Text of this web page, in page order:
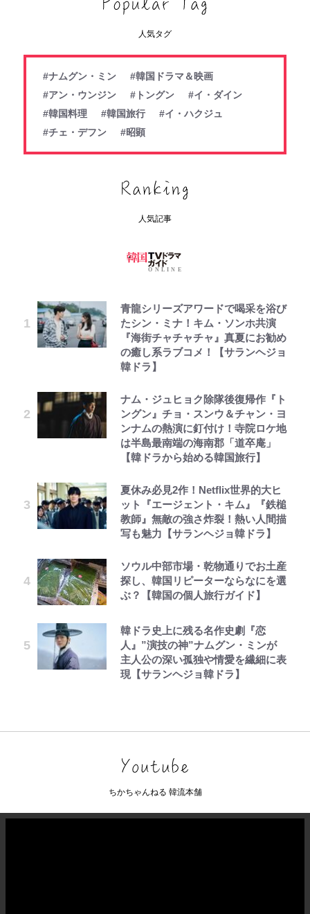
人気タグ
#ナムグン・ミン
#韓国ドラマ＆映画
#アン・ウンジン
#トングン
#イ・ダイン
#韓国料理
#韓国旅行
#イ・ハクジュ
#チェ・デフン
#昭顕
人気記事
青龍シリーズアワードで喝采を浴び
たシン・ミナ！キム・ソンホ共演
『海街チャチャチャ』真夏にお勧め
の癒し系ラブコメ！【サランヘジョ
韓ドラ】
ナム・ジュヒョク除隊後復帰作『ト
ングン』チョ・スンウ＆チャン・ヨ
ンナムの熱演に釘付け！寺院ロケ地
は半島最南端の海南郡「道卒庵」
【韓ドラから始める韓国旅行】
夏休み必見2作！Netflix世界的大ヒ
ット『エージェント・キム』『鉄槌
教師』無敵の強さ炸裂！熱い人間描
写も魅力【サランヘジョ韓ドラ】
ソウル中部市場・乾物通りでお土産
探し、韓国リピーターならなにを選
ぶ？【韓国の個人旅行ガイド】
韓ドラ史上に残る名作史劇『恋
人』”演技の神”ナムグン・ミンが
主人公の深い孤独や情愛を繊細に表
現【サランヘジョ韓ドラ】
ちかちゃんねる 韓流本舗